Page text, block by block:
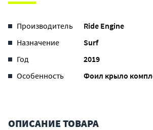
Производитель
Ride Engine
Назначение
Surf
Год
2019
Особенность
Фоил крыло
ОПИСАНИЕ ТОВАРА